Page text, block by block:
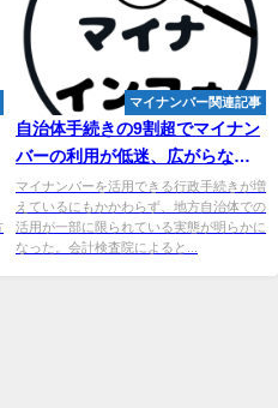
マイナンバー関連記事
自治体手続きの9割超でマイナン
バーの利用が低迷、広がらない2
つの理由
マイナンバーを活用できる行政手続きが増
えているにもかかわらず、地方自治体での
活用が一部に限られている実態が明らかに
なった。会計検査院によると...